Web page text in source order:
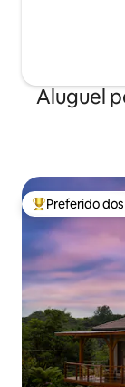
Aluguel
Entre os
Preferido